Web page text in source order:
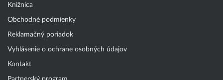
Knižnica
Obchodné podmienky
Reklamačný poriadok
Vyhlásenie o ochrane osobných údajov
Kontakt